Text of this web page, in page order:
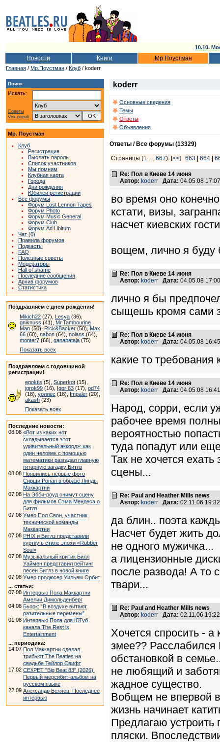
10.10.
Новости Книги Мр.Поустман
Главная / Мр.Поустман / Клуб / koderr
Поиск
Искать:
Советы
Vox populi
Мр. Поустман
Клуб
Регистрация
Выслать пароль
Список участников
Мы помним
Клубная карта
Города
Дни рождения
Юбилеи регистрации
Все форумы
Форум Lost Lennon Tapes
Форум Photo
Форум Music General
Форум Club
Форум Ad Libitum
Чат (0)
Правила форумов
Подкасты
FAQ
Полезные советы
Модераторы
Hall of shame
Последние сообщения
Архив форумов
Статистика
Поздравляем с днем рождения!
Mikich22 (27), Lesya (36),
gniknuss (41), Mr.Tambourine
Man (50), Rick&Backer (50), Max
66 (60), nabon (64), nolans (64),
monter7 (66), ganapataja (75)
Показать всех
Поздравляем с годовщиной
регистрации!
egoktis (5), Superkot (15),
igrok99 (16), Igor 63 (17), od74
(18), уоллес (18), Impaler (20),
akash (23)
Показать всех
Последние новости:
08.08 «Вот из каких нот
складывается этот
удивительный аккорд»: как
один человек с помощью
математики разгадал главную
гитарную загадку Битлз
08.08 Появились первые фото
Сирши Ронан в образе Линды
Маккартни
07.08 На Эбби-роуд снимут сцену
для фильмов Сэма Мендеса о
Битлз
07.08 Умер Пол Свон, участник
технической команды
Маккартни
07.08 PHIX и Битлз представили
куртку в стиле эпохи «Rubber
Soul»
07.08 Музыкальный критик Билл
Уаймен представил рейтинг
песен Битлз в новой книге
07.08 Умер продюсер Уильям Орбит
... статьи:
07.08 Интервью Пола Маккартни
Амелии Димольденберг
04.08 Бьорк: “В воздухе витают
разительные перемены”
01.08 Интервью Пола для ЮТуб
канала The Rest is
Entertainment
... периодика:
14.07 Пол Маккартни сделал
трибьют The Beatles на
свадьбе Тейлор Свифт
17.02 СЕКРЕТ "Big Beat 83" (2026).
Первый мерсибит-альбом на
русском языке
22.09 Александр Беляев. Последнее
интервью
koderr
Основные сведения
Темы
Ответы
Объявления
Ответы / Все форумы (13329)
Страницы (1 667): [<<] 663 | 664 |
Re: Пол в Киеве 14 июня
Автор: koderr Дата: 04.05.08
во время оно
кстати, визы,
насчет киевских
вощем, лично я буду
Re: Пол в Киеве 14 июня
Автор: koderr Дата: 04.05.08
лично я бы
сыщешь кромя сами
Re: Пол в Киеве 14 июня
Автор: koderr Дата: 04.05.08
какие то
Re: Пол в Киеве 14 июня
Автор: koderr Дата: 04.05.08
Народ, сорри, если
рабочее время
вероятностью
туда попадут или
Так не хочется
сцены...
Re: Paul and Heather Mills news
Автор: koderr Дата: 02.11.06
да блин.. поэта
Насчет будет жить
не одного мужичка...
а лицензионные
после развода! А то
твари...
Re: Paul and Heather Mills news
Автор: koderr Дата: 02.11.06
Хочется спросить -
змее??
обстановкой в
не любящий и
жадное существо.
Вобщем не впервой
жизнь начинает
Предлагаю устроить
пляски.